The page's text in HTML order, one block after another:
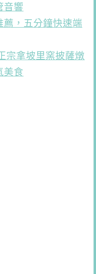
音響
薦，五分鐘快速端
宗拿坡里窯披薩燉
美食